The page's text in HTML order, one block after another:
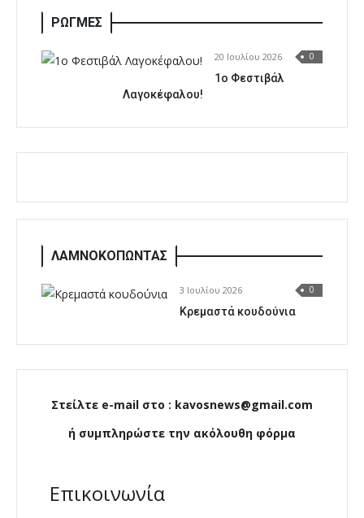
ΡΩΓΜΕΣ
20 Ιουλίου 2026 0
1o Φεστιβάλ
Λαγοκέφαλου!
ΛΑΜΝΟΚΟΠΩΝΤΑΣ
3 Ιουλίου 2026 0
Κρεμαστά κουδούνια
Στείλτε e-mail στο : kavosnews@gmail.com
ή συμπληρώστε την ακόλουθη φόρμα
Επικοινωνία